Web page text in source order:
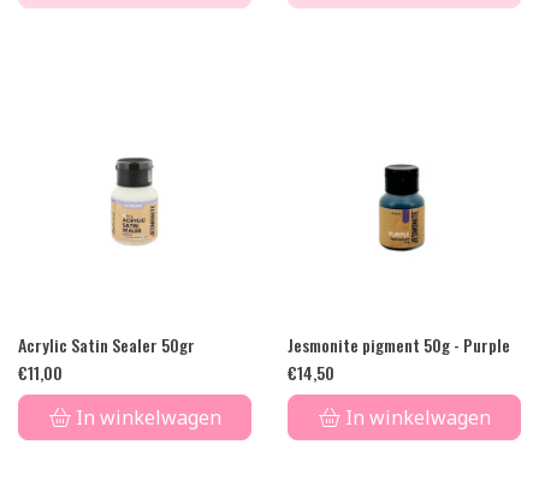
Acrylic Satin Sealer 50gr
€11,00
In winkelwagen
Jesmonite pigment 50g - Purple
€14,50
In winkelwagen